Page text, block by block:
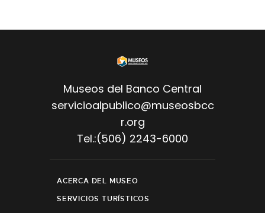
Museos del Banco Central
servicioalpublico@museosbcc
r.org
Tel.:(506) 2243-6000
ACERCA DEL MUSEO
SERVICIOS TURÍSTICOS